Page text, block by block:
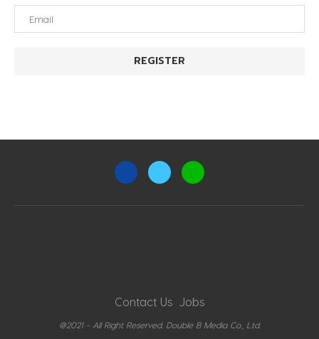
Contact Us Jobs
@2021 - All Right Reserved. Double B Media Co., Ltd.